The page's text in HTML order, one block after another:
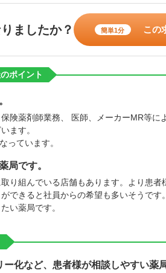
ましたか？ 簡単1分 この
ポイント
険薬剤師業務、 医師、メーカーMR等に
ます。
っています。
局です。
り組んでいる店舗もあります。より患者
できると社員からの希望も多いそうで
い薬局です。
化など、患者様が相談しやすい薬